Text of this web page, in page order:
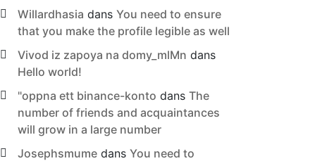
Willardhasia dans You need to ensure
that you make the profile legible as well
Vivod iz zapoya na domy_mlMn dans
Hello world!
"oppna ett binance-konto dans The
number of friends and acquaintances
will grow in a large number
Josephsmume dans You need to